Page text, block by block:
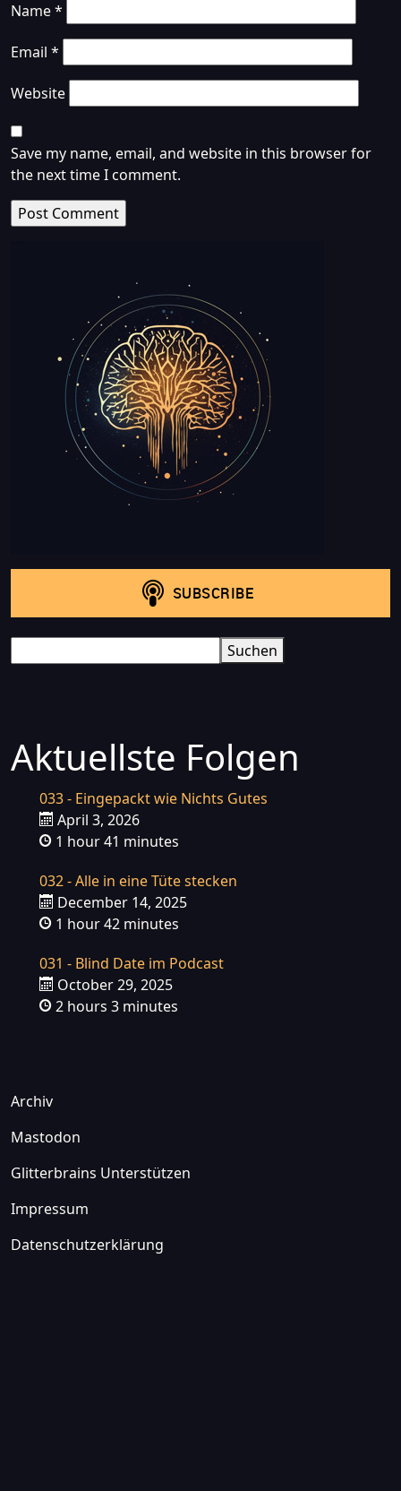
Name*
Email *
Website
Save my name, email, and website in this browser for
the next time I comment.
Suchen
Aktuellste Folgen
033 - Eingepackt wie Nichts Gutes
April 3, 2026
1 hour 41 minutes
032 - Alle in eine Tüte stecken
December 14, 2025
1 hour 42 minutes
031 - Blind Date im Podcast
October 29, 2025
2 hours 3 minutes
Archiv
Mastodon
Glitterbrains Unterstützen
Impressum
Datenschutzerklärung